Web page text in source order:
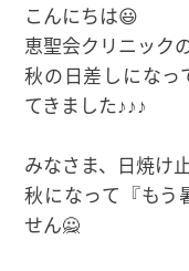
こんにちは😃
恵聖会クリニック
秋の日差しになっ
てきました♪♪♪
みなさま、日焼け
秋になって『もう
せん🙅